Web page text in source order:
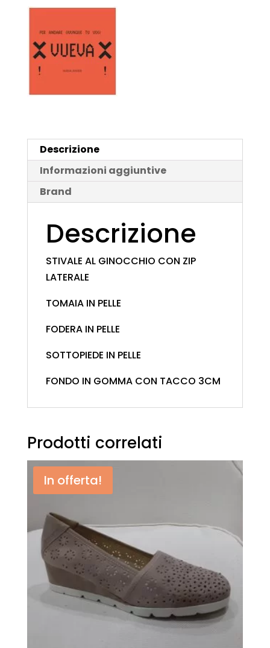
Descrizione
Informazioni aggiuntive
Brand
Descrizione
STIVALE AL GINOCCHIO CON ZIP
LATERALE
TOMAIA IN PELLE
FODERA IN PELLE
SOTTOPIEDE IN PELLE
FONDO IN GOMMA CON TACCO 3CM
Prodotti correlati
In offerta!